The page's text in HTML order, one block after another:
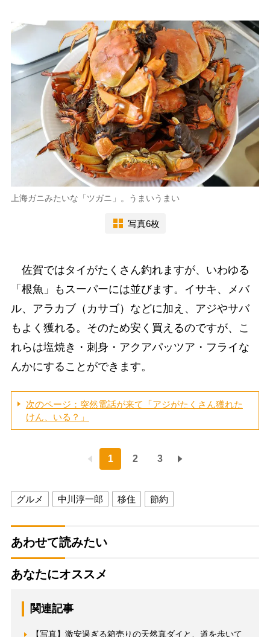
上海ガニみたいな「ツガニ」。うまいうまい
写真6枚
佐賀ではタイがたくさん釣れますが、いわゆる
「根魚」もスーパーには並びます。イサキ、メバ
ル、アラカブ（カサゴ）などに加え、アジやサバ
もよく獲れる。そのため安く買えるのですが、こ
れらは塩焼き・刺身・アクアパッツア・フライな
んかにすることができます。
次のページ：突然電話が来て「アジがたくさん獲れた
けん、いる？」
1 2 3
グルメ 中川淳一郎 移住 節約
あわせて読みたい
あなたにオススメ
関連記事
【写真】激安過ぎる箱売りの天然真ダイと、道を歩いて